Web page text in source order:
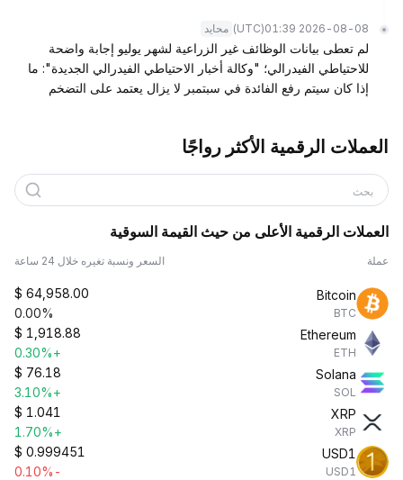
2026-08-08 01:39
(UTC) محايد
لم تعطى بيانات الوظائف غير الزراعية لشهر يوليو إجابة واضحة
للاحتياطي الفيدرالي؛ "وكالة أخبار الاحتياطي الفيدرالي الجديدة": ما
إذا كان سيتم رفع الفائدة في سبتمبر لا يزال يعتمد على التضخم
العملات الرقمية الأكثر رواجًا
بحث
العملات الرقمية الأعلى من حيث القيمة السوقية
عملة السعر ونسبة تغيره خلال 24 ساعة
Bitcoin
BTC
$ 64,958.00
0.00%
Ethereum
ETH
$ 1,918.88
+0.30%
Solana
SOL
$ 76.18
+3.10%
XRP
XRP
$ 1.041
+1.70%
USD1
USD1
$ 0.999451
-0.10%